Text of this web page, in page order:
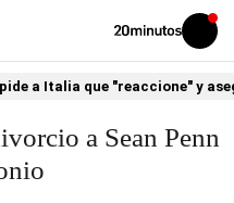
Volver
Iniciar
sesión
a Italia que "reaccione" y
a Sean Penn